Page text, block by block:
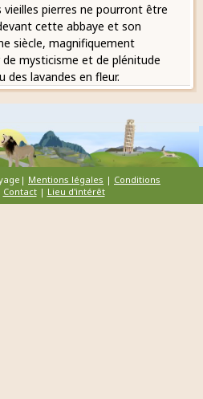
vieilles pierres ne pourront être
cette abbaye et son
siècle, magnifiquement
de mysticisme et de plénitude
des lavandes en fleur.
Mentions légales | Conditions
Contact| Lieu d'intérêt